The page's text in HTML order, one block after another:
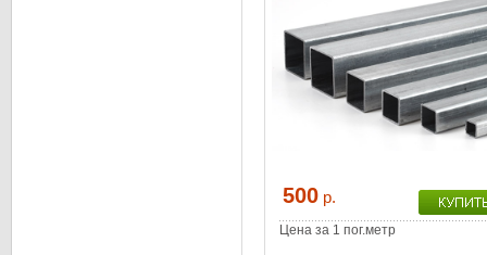
500 р.
Цена за 1 пог.метр